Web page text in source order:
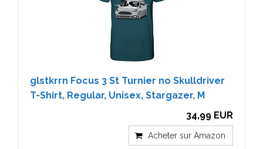
glstkrrn Focus 3 St Turnier no Skulldriver
T-Shirt, Regular, Unisex, Stargazer, M
34,99 EUR
Acheter sur Amazon